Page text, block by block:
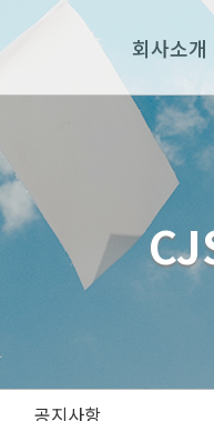
회사소개
공지사항